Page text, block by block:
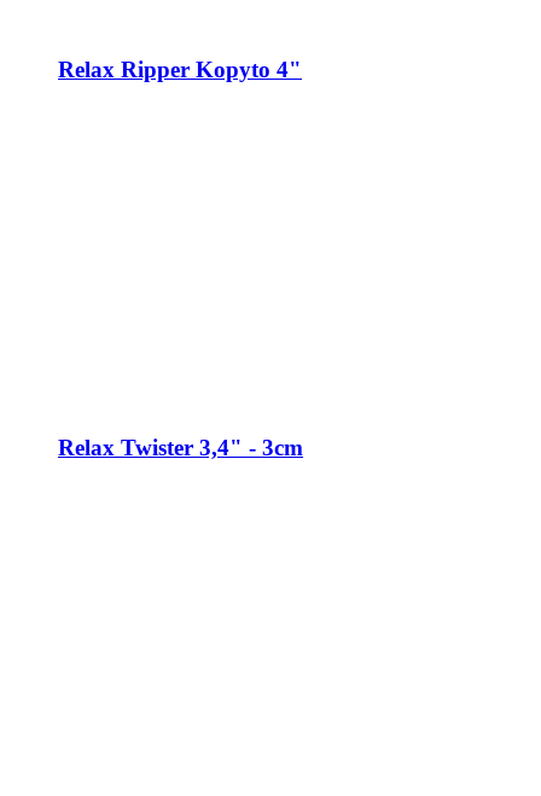
Relax Ripper Kopyto 4"
Relax Twister 3,4" - 3cm